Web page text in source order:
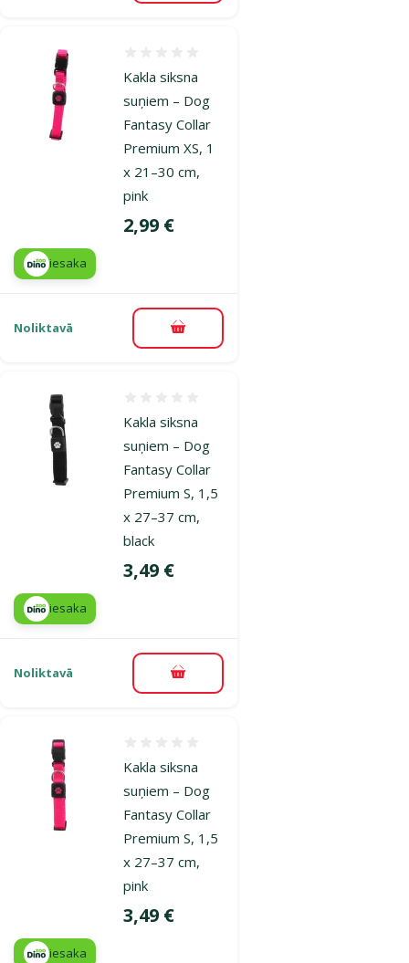
Kakla siksna
suņiem – Dog
Fantasy Collar
Premium XS, 1
x 21–30 cm,
pink
Cena
2,99 €
iesaka
Noliktavā Pievienot grozam
Kakla siksna
suņiem – Dog
Fantasy Collar
Premium S, 1,5
x 27–37 cm,
black
Cena
3,49 €
iesaka
Noliktavā Pievienot grozam
Kakla siksna
suņiem – Dog
Fantasy Collar
Premium S, 1,5
x 27–37 cm,
pink
Cena
3,49 €
iesaka